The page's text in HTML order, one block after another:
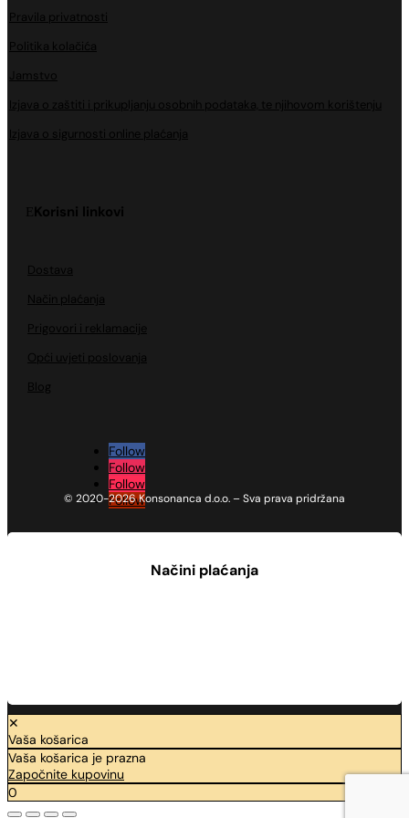
Pravila privatnosti
Politika kolačića
Jamstvo
Izjava o zaštiti i prikupljanju osobnih podataka, te njihovom korištenju
Izjava o sigurnosti online plaćanja
Korisni linkovi
Dostava
Način plaćanja
Prigovori i reklamacije
Opći uvjeti poslovanja
Blog
Follow
Follow
Follow
Follow
© 2020-2026 Konsonanca d.o.o. – Sva prava pridržana
Načini plaćanja
✕
Vaša košarica
Vaša košarica je prazna
Započnite kupovinu
0